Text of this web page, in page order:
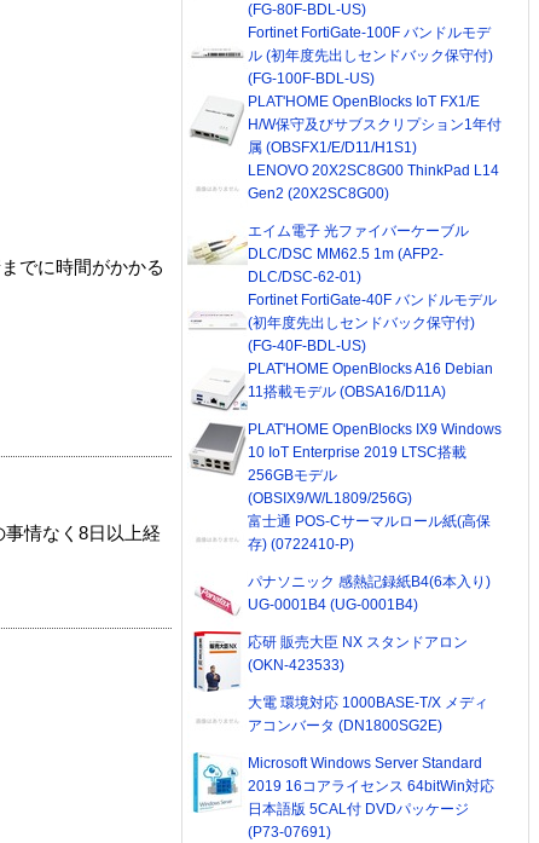
でに時間がかかる
情なく8日以上経
(FG-80F-BDL-US)
Fortinet FortiGate-100F バンドルモデ
ル (初年度先出しセンドバック保守付)
(FG-100F-BDL-US)
PLAT'HOME OpenBlocks IoT FX1/E
H/W保守及びサブスクリプション1年付
属 (OBSFX1/E/D11/H1S1)
LENOVO 20X2SC8G00 ThinkPad L14
Gen2 (20X2SC8G00)
エイム電子 光ファイバーケーブル
DLC/DSC MM62.5 1m (AFP2-
DLC/DSC-62-01)
Fortinet FortiGate-40F バンドルモデル
(初年度先出しセンドバック保守付)
(FG-40F-BDL-US)
PLAT'HOME OpenBlocks A16 Debian
11搭載モデル (OBSA16/D11A)
PLAT'HOME OpenBlocks IX9 Windows
10 IoT Enterprise 2019 LTSC搭載
256GBモデル
(OBSIX9/W/L1809/256G)
富士通 POS-Cサーマルロール紙(高保
存) (0722410-P)
パナソニック 感熱記録紙B4(6本入り)
UG-0001B4 (UG-0001B4)
応研 販売大臣 NX スタンドアロン
(OKN-423533)
大電 環境対応 1000BASE-T/X メディ
アコンバータ (DN1800SG2E)
Microsoft Windows Server Standard
2019 16コアライセンス 64bitWin対応
日本語版 5CAL付 DVDパッケージ
(P73-07691)